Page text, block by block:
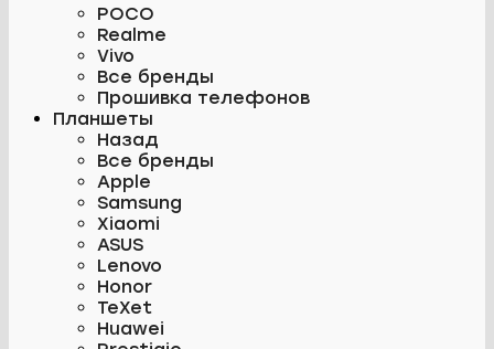
POCO
Realme
Vivo
Все бренды
Прошивка телефонов
Планшеты
Назад
Все бренды
Apple
Samsung
Xiaomi
ASUS
Lenovo
Honor
TeXet
Huawei